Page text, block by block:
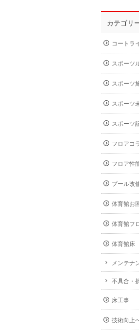
カテゴリ
コートラ
スポーツ
スポーツ
スポーツ
スポーツ
フロアコ
フロア性
プール改
体育館お
体育館フ
体育館床
メンテナ
不具合・
床工事
技術向上